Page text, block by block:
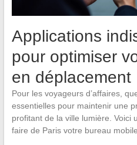
Applications
pour optimiser
en déplacement
Pour les voyageurs d’affaires,
essentielles pour maintenir une
profitant de la ville lumière. Voici
faire de Paris votre bureau